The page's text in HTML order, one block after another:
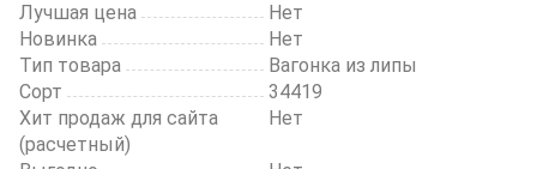
Лучшая цена
Нет
Новинка
Нет
Тип товара
Вагонка из липы
Сорт
34419
Хит продаж для сайта
(расчетный)
Нет